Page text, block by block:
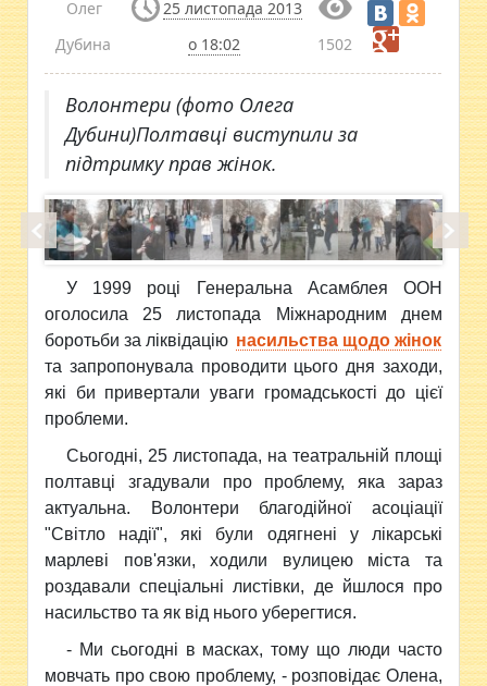
Олег
Дубина
25 листопада 2013
о 18:02
1502
Волонтери (фото Олега
Дубини)Полтавці виступили за
підтримку прав жінок.
У 1999 році Генеральна Асамблея ООН
оголосила 25 листопада Міжнародним днем
боротьби за ліквідацію насильства щодо жінок
та запропонувала проводити цього дня заходи,
які би привертали уваги громадськості до цієї
проблеми.
Сьогодні, 25 листопада, на театральній площі
полтавці згадували про проблему, яка зараз
актуальна. Волонтери благодійної асоціації
"Світло надії", які були одягнені у лікарські
марлеві пов'язки, ходили вулицею міста та
роздавали спеціальні листівки, де йшлося про
насильство та як від нього уберегтися.
- Ми сьогодні в масках, тому що люди часто
мовчать про свою проблему, - розповідає Олена,